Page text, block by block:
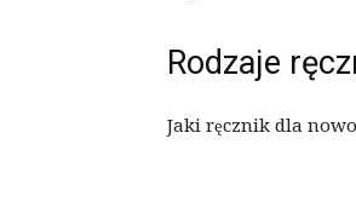
Rodzaje
Jaki ręcznik dla